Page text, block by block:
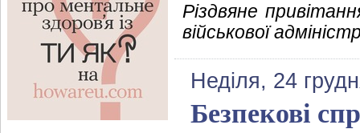
Різдвяне
військової
Неділя, 24
Безпекові